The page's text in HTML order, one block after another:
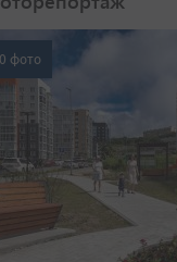
фото